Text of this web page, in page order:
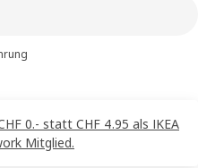
0.- statt CHF 4.95 als IKEA
Mitglied.